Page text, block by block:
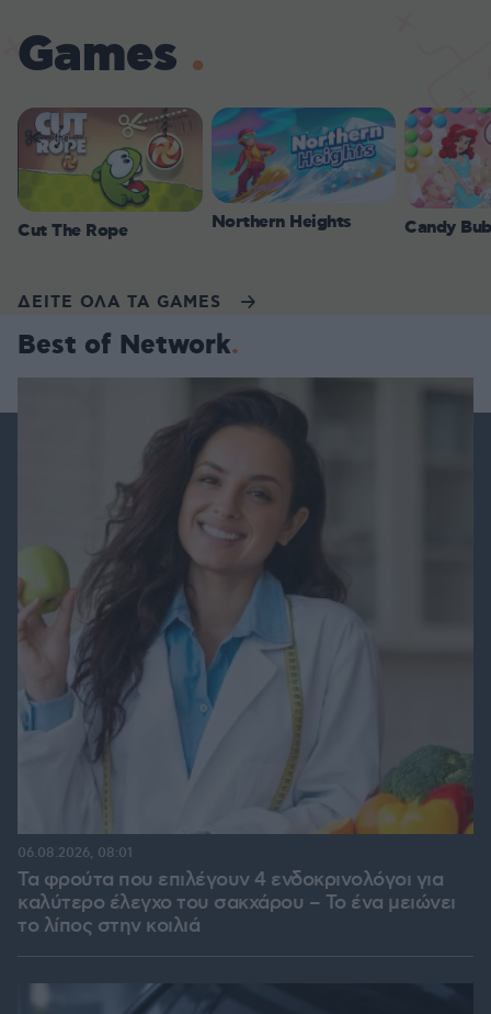
Games
Cut The Rope Northern Heights Candy
ΔΕΙΤΕ ΟΛΑ ΤΑ GAMES
Best of Network
Τα φρούτα που επιλέγουν 4 ενδοκρινολόγοι για
καλύτερο έλεγχο του σακχάρου – Το ένα μειώνει
το λίπος στην κοιλιά
06.08.2026, 08:01